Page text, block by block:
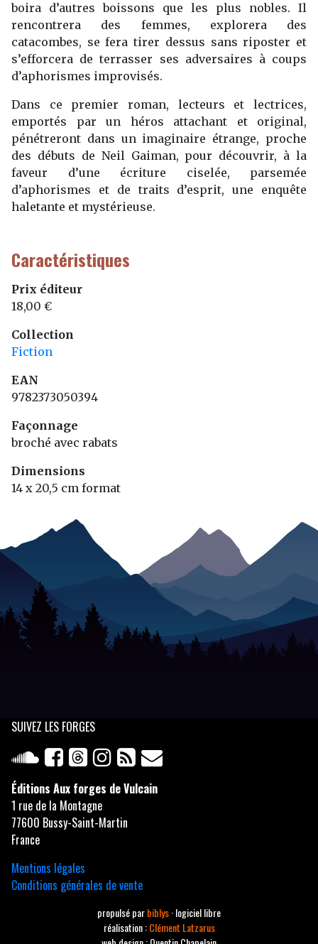
boira d’autres boissons que les plus nobles. Il
rencontrera des femmes, explorera des
catacombes, se fera tirer dessus sans riposter et
s’efforcera de terrasser ses adversaires à coups
d’aphorismes improvisés.
Dans ce premier roman, lecteurs et lectrices,
emportés par un héros attachant et original,
pénétreront dans un imaginaire étrange, proche
des débuts de Neil Gaiman, pour découvrir, à la
faveur d’une écriture ciselée, parsemée
d’aphorismes et de traits d’esprit, une enquête
haletante et mystérieuse.
Caractéristiques
Prix éditeur
18,00 €
Collection
Fiction
EAN
9782373050394
Façonnage
broché avec rabats
Dimensions
14 x 20,5 cm format
SUIVEZ LES FORGES
Éditions Aux forges de Vulcain
1 rue de la Montagne
77600 Bussy-Saint-Martin
France
Mentions légales
Conditions générales de vente
propulsé parbiblys· logiciel libre
réalisation :Clément Latzarus